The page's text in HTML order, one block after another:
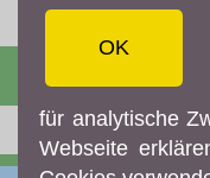
☰ MENÜ
AKTUELLES
OK
für analytische
Webseite